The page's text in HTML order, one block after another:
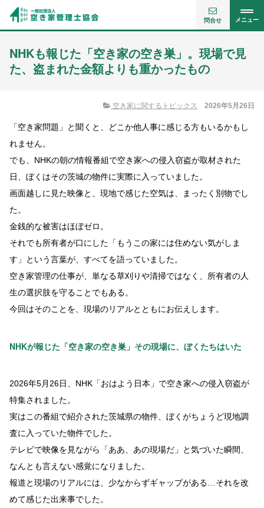
メニュー
問合せ
NHKも報じた「空き家の空き巣」。現場で見
た、盗まれた金額よりも重かったもの
空き家に関するトピックス 2026年5月26日
「空き家問題」と聞くと、どこか他人事に感じる方もいるかもし
れません。
でも、NHKの朝の情報番組で空き家への侵入窃盗が取材された
日、ぼくはその茨城の物件に実際に入っていました。
画面越しに見た映像と、現地で感じた空気は、まったく別物でし
た。
金銭的な被害はほぼゼロ。
それでも所有者が口にした「もうこの家には住めない気がしま
す」という言葉が、すべてを語っていました。
空き家管理の仕事が、単なる草刈りや清掃ではなく、所有者の人
生の選択肢を守ることでもある。
今回はそのことを、現場のリアルとともにお伝えします。
NHKが報じた「空き家の空き巣」その現場に、ぼくたちはいた
2026年5月26日、NHK「おはよう日本」で空き家への侵入窃盗が
特集されました。
実はこの番組で紹介された茨城県の物件、ぼくがちょうど現地調
査に入っていた物件でした。
テレビで映像を見ながら「ああ、あの現場だ」と気づいた瞬間、
なんとも言えない感覚になりました。
報道と現場のリアルには、少なからずギャップがある…それを改
めて感じた出来事でした。